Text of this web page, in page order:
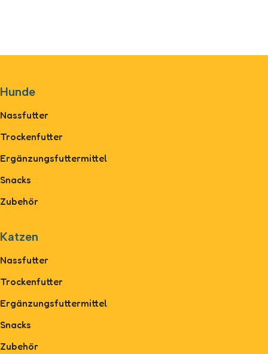
Hunde
Nassfutter
Trockenfutter
Ergänzungsfuttermittel
Snacks
Zubehör
Katzen
Nassfutter
Trockenfutter
Ergänzungsfuttermittel
Snacks
Zubehör